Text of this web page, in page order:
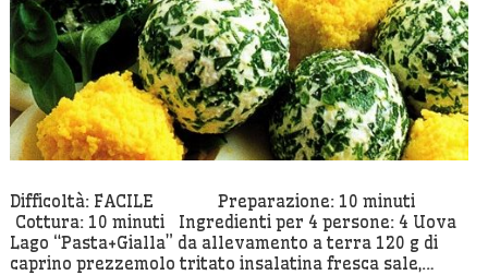
Difficoltà: FACILE Preparazione: 10 minuti
Cottura: 10 minuti Ingredienti per 4 persone: 4 Uova
Lago “Pasta+Gialla” da allevamento a terra 120 g di
caprino prezzemolo tritato insalatina fresca sale,…